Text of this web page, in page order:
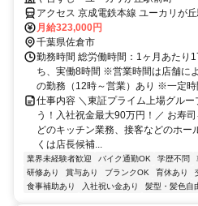
アクセス 京成電鉄本線 ユーカリが
月給323,000円
千葉県佐倉市
勤務時間 総労働時間：1ヶ月あたり
ち、実働8時間 ※営業時間は店舗に
の勤務（12時～営業）あり ※一定
仕事内容 ＼東証プライム上場グル
う！入社祝金最大90万円！／ お寿
どのキッチン業務、接客などのホー
くは店長候補...
業界未経験者歓迎 バイク通勤OK 学歴不問
研修あり
賞与あり ブランクOK 育休あり
食事補助あり
入社祝い金あり 髪型・髪色自